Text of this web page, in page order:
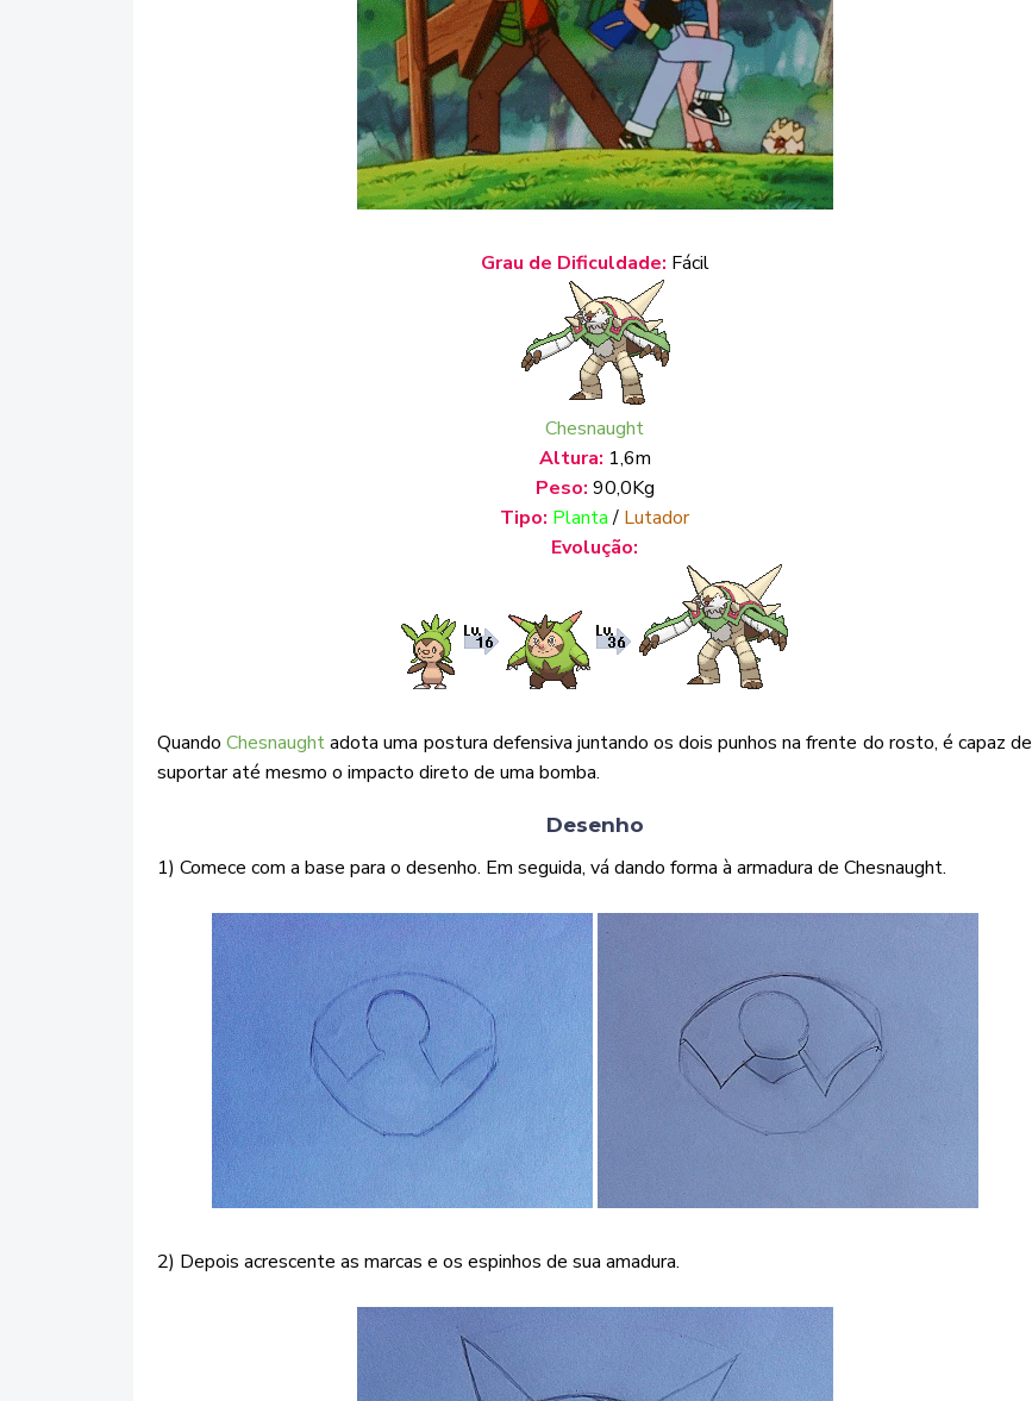
Grau de Dificuldade: Fácil
Chesnaught
Altura: 1,6m
Peso: 90,0Kg
Tipo: Planta/ Lutador
Evolução:
QuandoChesnaughtadota uma postura defensiva juntando os dois punhos na frente do rosto, é capaz de
suportar até mesmo o impacto direto de uma bomba.
Desenho
1) Comece com a base para o desenho. Em seguida, vá dando forma à armadura de Chesnaught.
2) Depois acrescente as marcas e os espinhos de sua amadura.